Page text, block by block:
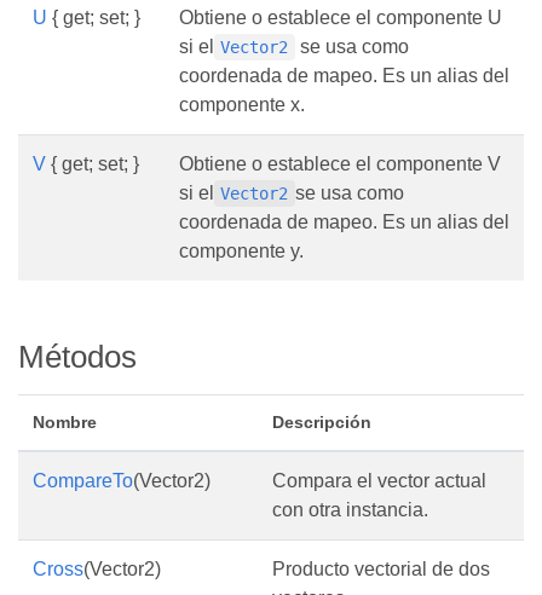
U { get; set; }
Obtiene o establece el componente U
si el Vector2
se usa como
coordenada de mapeo. Es un alias del
componente x.
V { get; set; }
Obtiene o establece el componente V
si el Vector2 se usa como
coordenada de mapeo. Es un alias del
componente y.
Métodos
Nombre Descripción
CompareTo(Vector2)
Compara el vector actual
con otra instancia.
Cross(Vector2)
Producto vectorial de dos